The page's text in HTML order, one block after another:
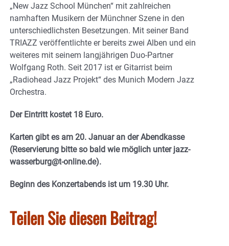
„New Jazz School München“ mit zahlreichen
namhaften Musikern der Münchner Szene in den
unterschiedlichsten Besetzungen. Mit seiner Band
TRIAZZ veröffentlichte er bereits zwei Alben und ein
weiteres mit seinem langjährigen Duo-Partner
Wolfgang Roth. Seit 2017 ist er Gitarrist beim
„Radiohead Jazz Projekt“ des Munich Modern Jazz
Orchestra.
Der Eintritt kostet 18 Euro.
Karten gibt es am 20. Januar an der Abendkasse
(Reservierung bitte so bald wie möglich unter jazz-
wasserburg@t-online.de).
Beginn des Konzertabends ist um 19.30 Uhr.
Teilen Sie diesen Beitrag!